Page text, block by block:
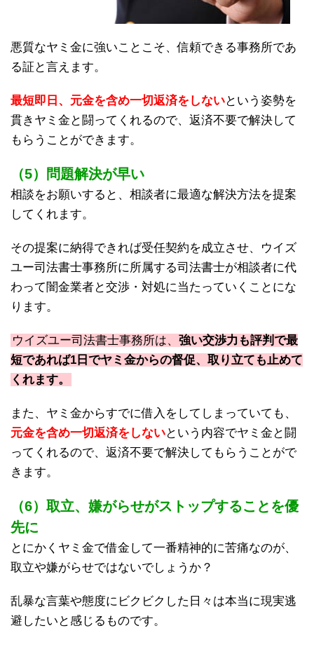
悪質なヤミ金に強いことこそ、信頼できる事務所であ
る証と言えます。
最短即日、元金を含め一切返済をしないという姿勢を
貫きヤミ金と闘ってくれるので、返済不要で解決して
もらうことができます。
（5）問題解決が早い
相談をお願いすると、相談者に最適な解決方法を提案
してくれます。
その提案に納得できれば受任契約を成立させ、ウイズ
ユー司法書士事務所に所属する司法書士が相談者に代
わって闇金業者と交渉・対処に当たっていくことにな
ります。
ウイズユー司法書士事務所は、 強い交渉力も評判で最
短であれば1日でヤミ金からの督促、取り立ても止めて
くれます。
また、ヤミ金からすでに借入をしてしまっていても、
元金を含め一切返済をしないという内容でヤミ金と闘
ってくれるので、返済不要で解決してもらうことがで
きます。
（6）取立、嫌がらせがストップすることを優
先に
とにかくヤミ金で借金して一番精神的に苦痛なのが、
取立や嫌がらせではないでしょうか？
乱暴な言葉や態度にビクビクした日々は本当に現実逃
避したいと感じるものです。